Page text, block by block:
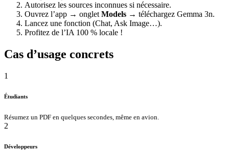
Autorisez les sources inconnues si nécessaire.
Ouvrez l’app → onglet Models → téléchargez Gemma 3n.
Lancez une fonction (Chat, Ask Image…).
Profitez de l’IA 100 % locale !
Cas d’usage concrets
1
Étudiants
Résumez un PDF en quelques secondes, même en avion.
2
Développeurs